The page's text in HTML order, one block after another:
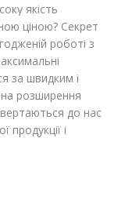
якість
ціною? Секрет
роботі з
за швидким і
розширення
до нас
продукції і